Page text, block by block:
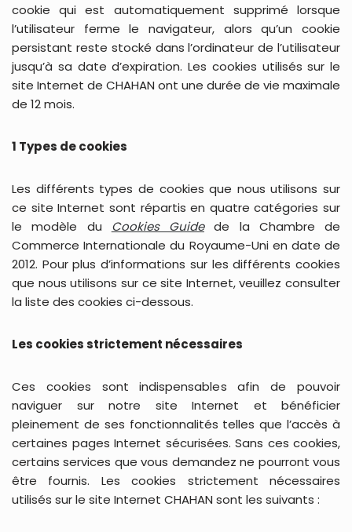
cookie qui est automatiquement supprimé lorsque
l’utilisateur ferme le navigateur, alors qu’un cookie
persistant reste stocké dans l’ordinateur de l’utilisateur
jusqu’à sa date d’expiration. Les cookies utilisés sur le
site Internet de CHAHAN ont une durée de vie maximale
de 12 mois.
1 Types de cookies
Les différents types de cookies que nous utilisons sur
ce site Internet sont répartis en quatre catégories sur
le modèle du Cookies Guidede la Chambre de
Commerce Internationale du Royaume-Uni en date de
2012. Pour plus d’informations sur les différents cookies
que nous utilisons sur ce site Internet, veuillez consulter
la liste des cookies ci-dessous.
Les cookies strictement nécessaires
Ces cookies sont indispensables afin de pouvoir
naviguer sur notre site Internet et bénéficier
pleinement de ses fonctionnalités telles que l’accès à
certaines pages Internet sécurisées. Sans ces cookies,
certains services que vous demandez ne pourront vous
être fournis. Les cookies strictement nécessaires
utilisés sur le site Internet CHAHAN sont les suivants :